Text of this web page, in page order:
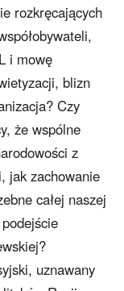
rozkręcających
i mowę
blizn
Czy
że wspólne
z
jak zachowanie
całej naszej
uznawany